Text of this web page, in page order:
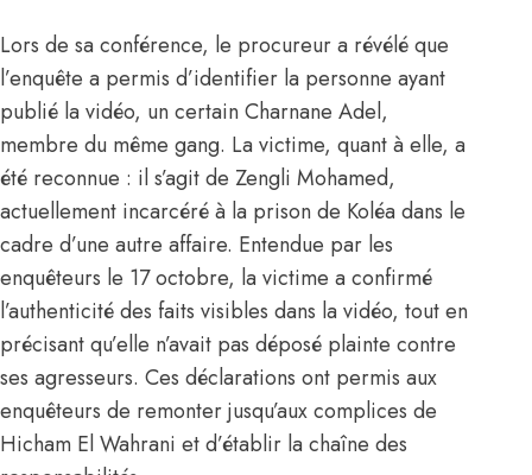
Lors de sa conférence, le procureur a révélé que
l’enquête a permis d’identifier la personne ayant
publié la vidéo, un certain Charnane Adel,
membre du même gang. La victime, quant à elle, a
été reconnue : il s’agit de Zengli Mohamed,
actuellement incarcéré à la prison de Koléa dans le
cadre d’une autre affaire. Entendue par les
enquêteurs le 17 octobre, la victime a confirmé
l’authenticité des faits visibles dans la vidéo, tout en
précisant qu’elle n’avait pas déposé plainte contre
ses agresseurs. Ces déclarations ont permis aux
enquêteurs de remonter jusqu’aux complices de
Hicham El Wahrani et d’établir la chaîne des